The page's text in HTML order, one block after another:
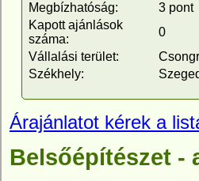
Megbízhatóság:
3 pont
Kapott ajánlások
száma:
0
Vállalási terület:
Székhely:
Árajánlatot kérek a
Belsőépítészet -